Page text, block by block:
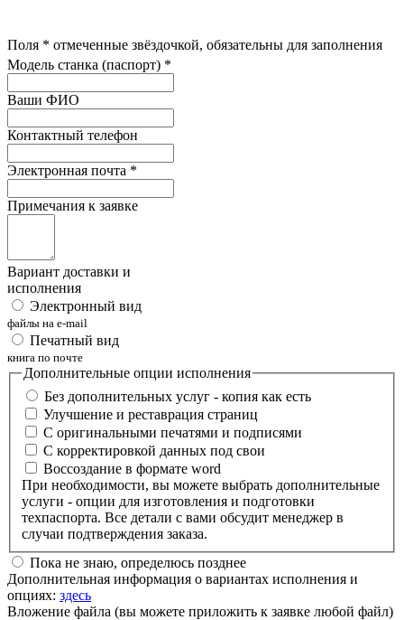
Поля * отмеченные звёздочкой, обязательны для заполнения
Модель станка (паспорт) *
Ваши ФИО
Контактный телефон
Электронная почта *
Примечания к заявке
Вариант доставки и
исполнения
Электронный вид
файлы на e-mail
Печатный вид
книга по почте
Дополнительные опции исполнения
Без дополнительных услуг - копия как есть
Улучшение и реставрация страниц
С оригинальными печатями и подписями
С корректировкой данных под свои
Воссоздание в формате word
При необходимости, вы можете выбрать дополнительные
услуги - опции для изготовления и подготовки
техпаспорта. Все детали с вами обсудит менеджер в
случаи подтверждения заказа.
Пока не знаю, определюсь позднее
Дополнительная информация о вариантах исполнения и
опциях: здесь
Вложение файла (вы можете приложить к заявке любой файл)